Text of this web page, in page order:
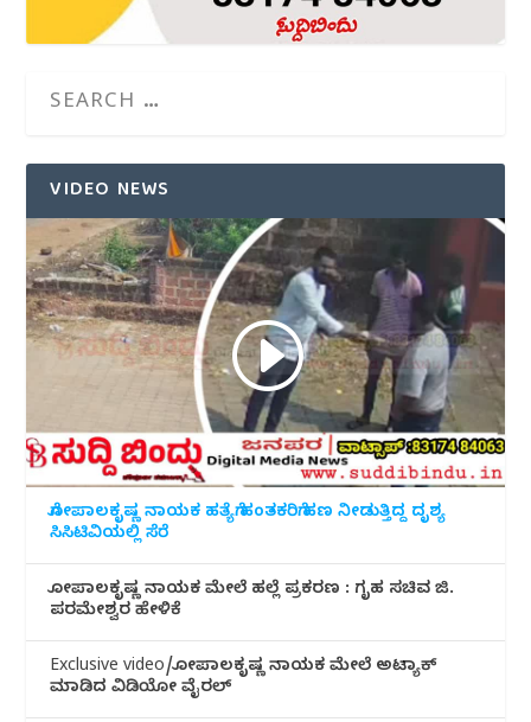
VIDEO NEWS
ಗೋಪಾಲಕೃಷ್ಣ ನಾಯಕ ಹತ್ಯೆಗೆ ಹಂತಕರಿಗೆ ಹಣ ನೀಡುತ್ತಿದ್ದ ದೃಶ್ಯ
ಸಿಸಿಟಿವಿಯಲ್ಲಿ ಸೆರೆ
ಗೋಪಾಲಕೃಷ್ಣ ನಾಯಕ ಮೇಲೆ ಹಲ್ಲೆ ಪ್ರಕರಣ : ಗೃಹ ಸಚಿವ ಜಿ.
ಪರಮೇಶ್ವರ ಹೇಳಿಕೆ
Exclusive video/ಗೋಪಾಲಕೃಷ್ಣ ನಾಯಕ ಮೇಲೆ ಅಟ್ಯಾಕ್
ಮಾಡಿದ ವಿಡಿಯೋ ವೈರಲ್